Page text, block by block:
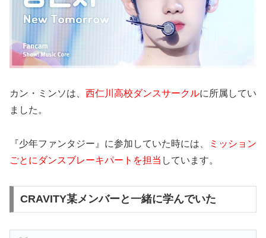
カン・ミンソは、 西仁川高校ダンスサークルに所属してい
ました。
『少年ファンタジー』に参加していた時には、
ミッション
ごとにダンスブレーキパートを担当 しています。
CRAVITY某メンバーと一緒に学んでいた